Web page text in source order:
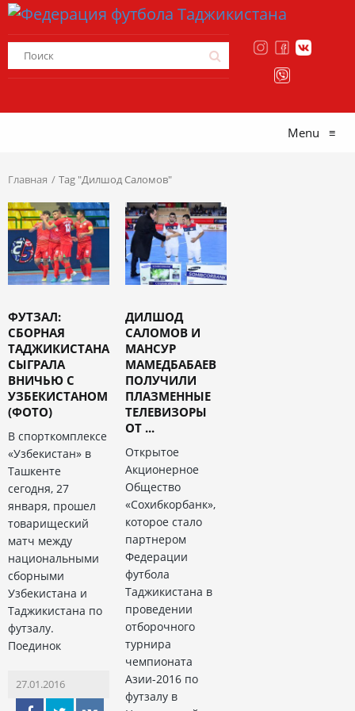
Menu ≡
Главная Tag "Дилшод Саломов"
ФУТЗАЛ:
СБОРНАЯ
ТАДЖИКИСТАНА
СЫГРАЛА
ВНИЧЬЮ С
УЗБЕКИСТАНОМ
(ФОТО)
В спорткомплексе
«Узбекистан» в
Ташкенте
сегодня, 27
января, прошел
товарищеский
матч между
национальными
сборными
Узбекистана и
Таджикистана по
футзалу.
Поединок
27.01.2016
ДИЛШОД
САЛОМОВ И
МАНСУР
МАМЕДБАБАЕВ
ПОЛУЧИЛИ
ПЛАЗМЕННЫЕ
ТЕЛЕВИЗОРЫ
ОТ ...
Открытое
Акционерное
Общество
«Сохибкорбанк»,
которое стало
партнером
Федерации
футбола
Таджикистана в
проведении
отборочного
турнира
чемпионата
Азии-2016 по
футзалу в